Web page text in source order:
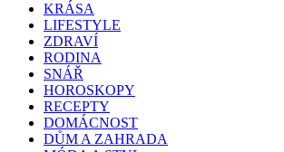
KRÁSA
LIFESTYLE
ZDRAVÍ
RODINA
SNÁŘ
HOROSKOPY
RECEPTY
DOMÁCNOST
DŮM A ZAHRADA